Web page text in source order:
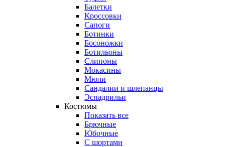
Балетки
Кроссовки
Сапоги
Ботинки
Босоножки
Ботильоны
Слипоны
Мокасины
Мюли
Сандалии и шлепанцы
Эспадрильи
Костюмы
Показать все
Брючные
Юбочные
С шортами